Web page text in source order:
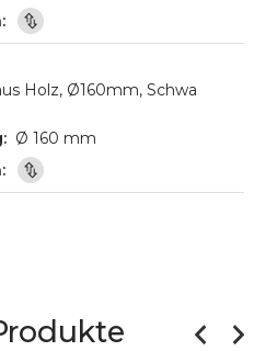
Holz, Ø160mm, Schwa
Ø 160 mm